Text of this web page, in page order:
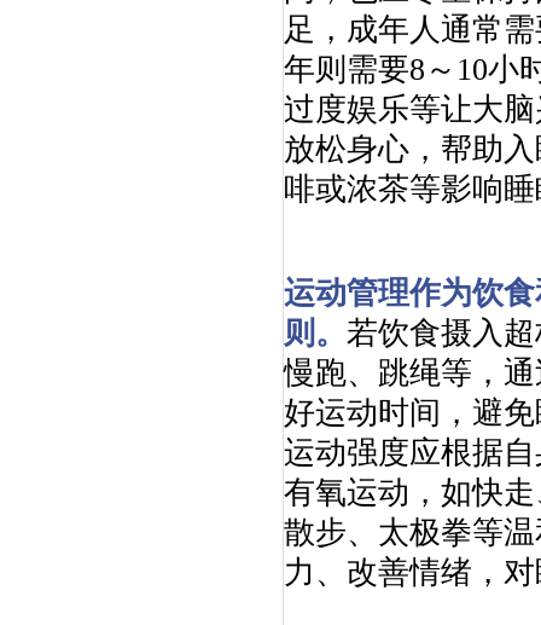
足，成年人通常
年则需要8～10小
过度娱乐等让大
放松身心，帮助
啡或浓茶等影响
运动管理作为饮
则。 若饮食摄入
慢跑、跳绳等，
好运动时间，避
运动强度应根据
有氧运动，如快
散步、太极拳等
力、改善情绪，